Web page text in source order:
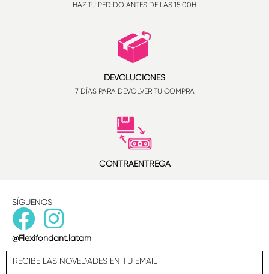
HAZ TU PEDIDO ANTES DE LAS 15:00H
DEVOLUCIONES
7 DÍAS PARA DEVOLVER TU COMPRA
CONTRAENTREGA
SÍGUENOS
@Flexifondant.latam
RECIBE LAS NOVEDADES EN TU EMAIL